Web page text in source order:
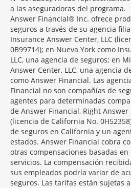
a las aseguradoras del programa.
Answer Financial® Inc. ofrece
seguros a través de su agencia
Insurance Answer Center, LLC
0B99714); en Nueva York como
LLC, una agencia de seguros; en
Answer Center, LLC, una agencia
como Answer Financial. Las
Financial no son compañías de
agentes para determinadas
de Answer Financial, Right Answer
(licencia de California No.
de seguros en California y un
estados. Answer Financial cobra
otras compensaciones basadas
servicios. La compensación
sus empleados podría variar de
seguros. Las tarifas están sujetas